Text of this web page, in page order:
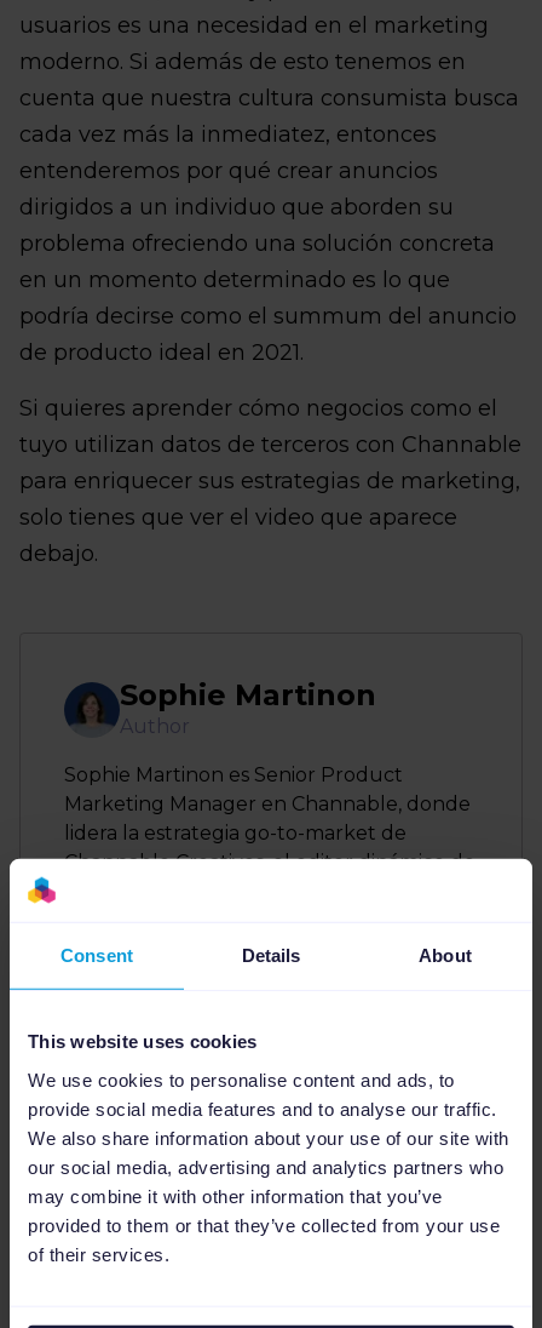
Consent Details About
This website uses cookies
We use cookies to personalise content and ads, to
provide social media features and to analyse our traffic.
We also share information about your use of our site with
our social media, advertising and analytics partners who
may combine it with other information that you’ve
provided to them or that they’ve collected from your use
of their services.
usuarios es una necesidad en el marketing
moderno. Si además de esto tenemos en
cuenta que nuestra cultura consumista busca
cada vez más la inmediatez, entonces
entenderemos por qué crear anuncios
dirigidos a un individuo que aborden su
problema ofreciendo una solución concreta
en un momento determinado es lo que
podría decirse como el summum del anuncio
de producto ideal en 2021.
Si quieres aprender cómo negocios como el
tuyo utilizan datos de terceros con Channable
para enriquecer sus estrategias de marketing,
solo tienes que ver el video que aparece
debajo.
Sophie Martinon
Author
Sophie Martinon es Senior Product
Marketing Manager en Channable, donde
lidera la estrategia go-to-market de
Channable Creatives, el editor dinámico de
experiencia en publicidad, SaaS y
transformar capacidades técnicas
para marketers de todos los niveles.